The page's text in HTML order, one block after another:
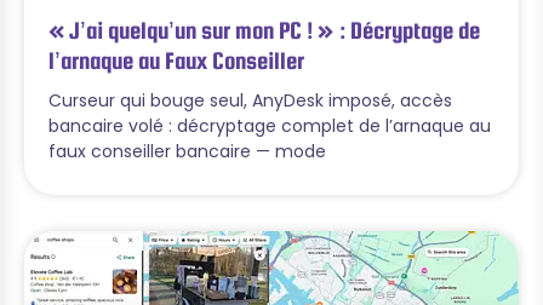
« J’ai quelqu’un sur mon PC ! » : Décryptage de
l’arnaque au Faux Conseiller
Curseur qui bouge seul, AnyDesk imposé, accès
bancaire volé : décryptage complet de l’arnaque au
faux conseiller bancaire — mode